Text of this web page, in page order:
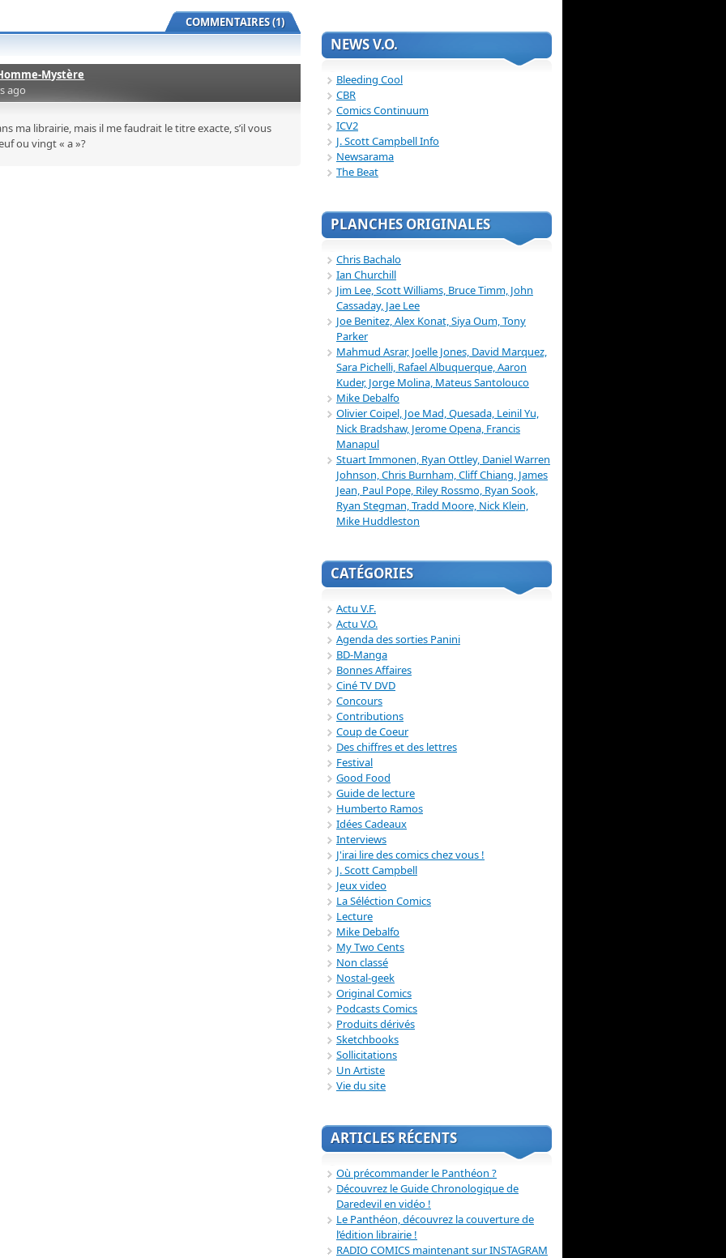
COMMENTAIRES (1)
Mystère
ago
ma librairie, mais il me faudrait le titre exacte, s’il vous
ou vingt « a »?
NEWS V.O.
Bleeding Cool
CBR
Comics Continuum
ICV2
J. Scott Campbell Info
Newsarama
The Beat
PLANCHES ORIGINALES
Chris Bachalo
Ian Churchill
Jim Lee, Scott Williams, Bruce Timm, John
Cassaday, Jae Lee
Joe Benitez, Alex Konat, Siya Oum, Tony
Parker
Mahmud Asrar, Joelle Jones, David Marquez,
Sara Pichelli, Rafael Albuquerque, Aaron
Kuder, Jorge Molina, Mateus Santolouco
Mike Debalfo
Olivier Coipel, Joe Mad, Quesada, Leinil Yu,
Nick Bradshaw, Jerome Opena, Francis
Manapul
Stuart Immonen, Ryan Ottley, Daniel Warren
Johnson, Chris Burnham, Cliff Chiang, James
Jean, Paul Pope, Riley Rossmo, Ryan Sook,
Ryan Stegman, Tradd Moore, Nick Klein,
Mike Huddleston
CATÉGORIES
Actu V.F.
Actu V.O.
Agenda des sorties Panini
BD-Manga
Bonnes Affaires
Ciné TV DVD
Concours
Contributions
Coup de Coeur
Des chiffres et des lettres
Festival
Good Food
Guide de lecture
Humberto Ramos
Idées Cadeaux
Interviews
J'irai lire des comics chez vous !
J. Scott Campbell
Jeux video
La Séléction Comics
Lecture
Mike Debalfo
My Two Cents
Non classé
Nostal-geek
Original Comics
Podcasts Comics
Produits dérivés
Sketchbooks
Sollicitations
Un Artiste
Vie du site
ARTICLES RÉCENTS
Où précommander le Panthéon ?
Découvrez le Guide Chronologique de
Daredevil en vidéo !
Le Panthéon, découvrez la couverture de
l’édition librairie !
RADIO COMICS maintenant sur INSTAGRAM